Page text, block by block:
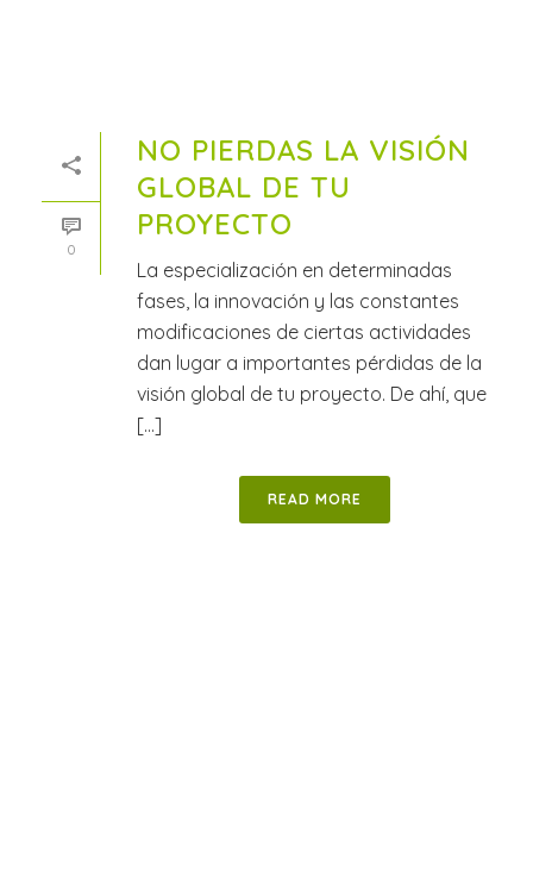
0
NO PIERDAS LA VISIÓN
GLOBAL DE TU
PROYECTO
La especialización en determinadas
fases, la innovación y las constantes
modificaciones de ciertas actividades
dan lugar a importantes pérdidas de la
visión global de tu proyecto. De ahí, que
[...]
READ MORE